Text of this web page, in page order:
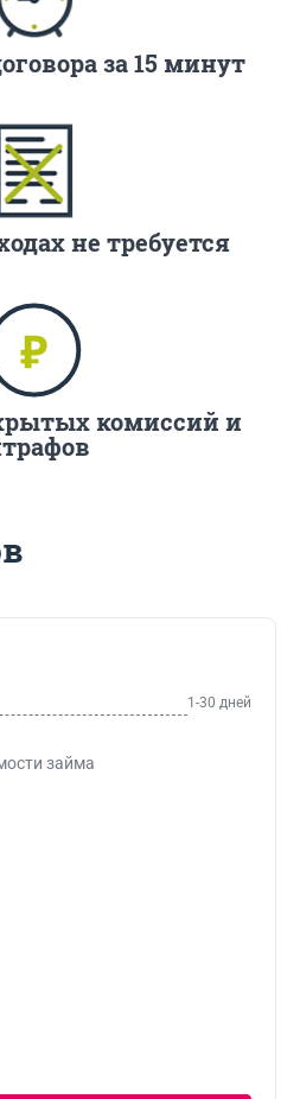
за 15 минут
не требуется
комиссий и
1-30 дней
займа